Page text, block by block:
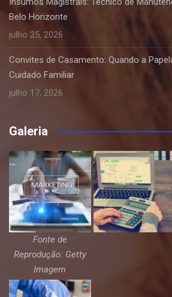
Belo Horizonte
julho 25, 2026
Convites de Casamento: Quando a
Cuidado Familiar
julho 17, 2026
Galeria
Fonte de
Reprodução: Getty
Imagem